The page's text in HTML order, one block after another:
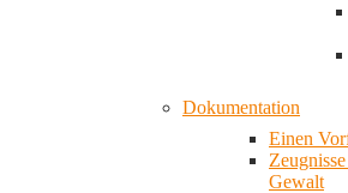
Dokumentation
Einen
Gewalt